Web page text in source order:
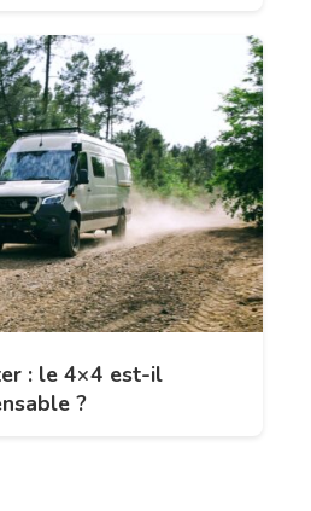
: le 4×4 est-il
?